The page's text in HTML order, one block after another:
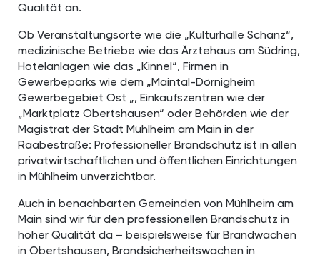
Qualität an.
Ob Veranstaltungsorte wie die „Kulturhalle Schanz“,
medizinische Betriebe wie das Ärztehaus am Südring,
Hotelanlagen wie das „Kinnel“, Firmen in
Gewerbeparks wie dem „Maintal-Dörnigheim
Gewerbegebiet Ost „, Einkaufszentren wie der
„Marktplatz Obertshausen“ oder Behörden wie der
Magistrat der Stadt Mühlheim am Main in der
Raabestraße: Professioneller Brandschutz ist in allen
privatwirtschaftlichen und öffentlichen Einrichtungen
in Mühlheim unverzichtbar.
Auch in benachbarten Gemeinden von Mühlheim am
Main sind wir für den professionellen Brandschutz in
hoher Qualität da – beispielsweise für Brandwachen
in Obertshausen, Brandsicherheitswachen in